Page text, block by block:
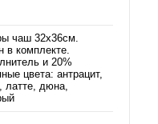
чаш 32х36см.
в комплекте.
и 20%
цвета: антрацит,
латте, дюна,